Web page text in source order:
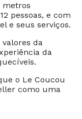
metros
pessoas, e com
e seus serviços.
da
da
o Le Coucou
como uma